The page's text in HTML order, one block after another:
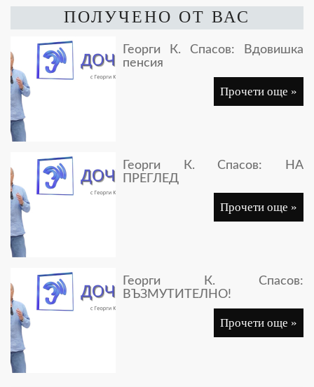
ПОЛУЧЕНО ОТ ВАС
Георги К. Спасов: Вдовишка
пенсия
Прочети още »
Георги К. Спасов: НА
ПРЕГЛЕД
Прочети още »
Георги К. Спасов:
ВЪЗМУТИТЕЛНО!
Прочети още »